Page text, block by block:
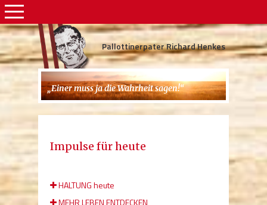
Pallottinerpater Richard Henkes
„Einer muss ja die Wahrheit sagen!“
Impulse für heute
HALTUNG heute